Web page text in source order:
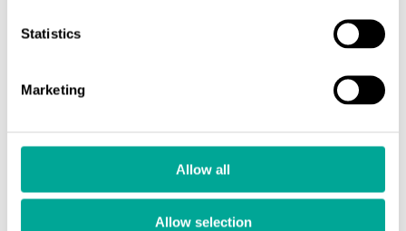
Statistics
Marketing
Allow all
Allow selection
visuaaliseen tarkastukseen.